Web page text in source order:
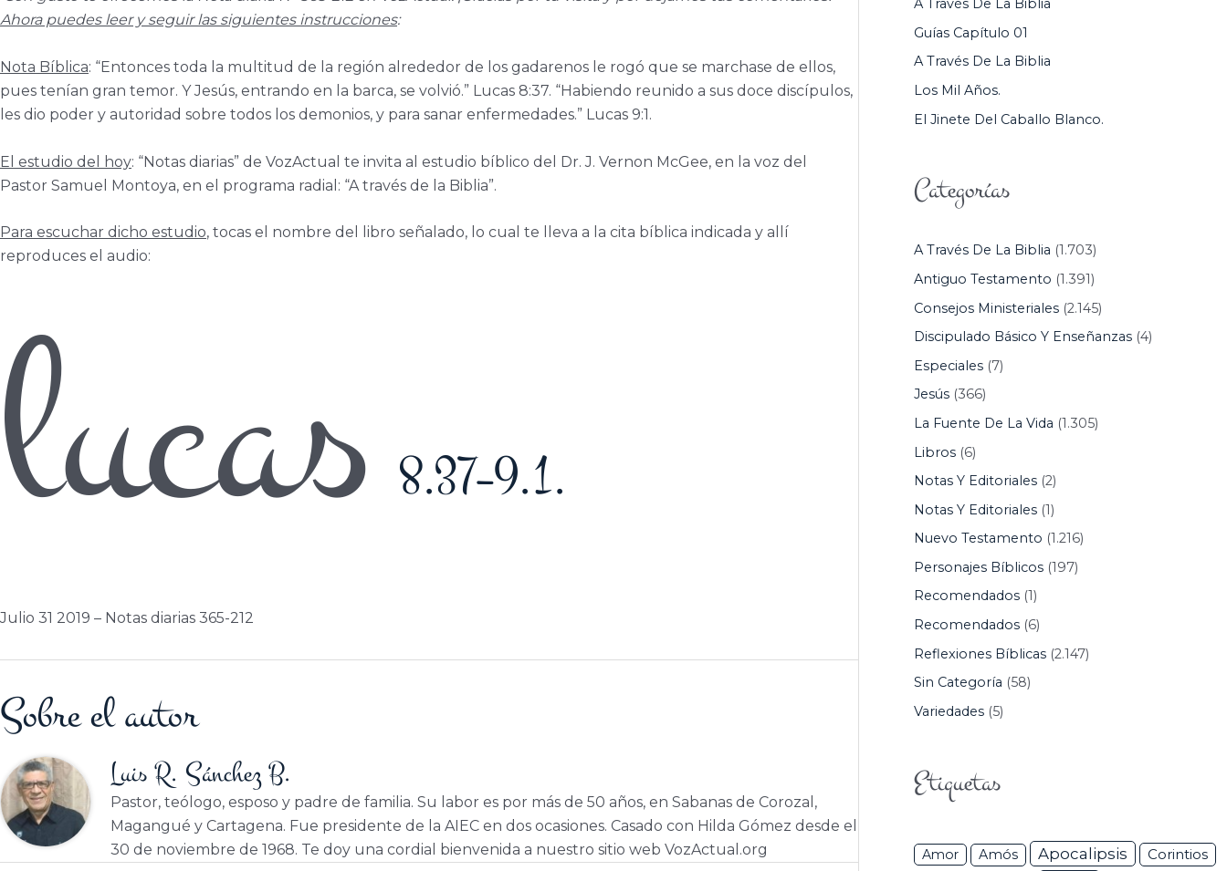
Ahora puedes leer y seguir las siguientes instrucciones:
Nota Bíblica: “Entonces toda la multitud de la región alrededor de los gadarenos le rogó que se marchase de ellos,
pues tenían gran temor. Y Jesús, entrando en la barca, se volvió.” Lucas 8:37. “Habiendo reunido a sus doce discípulos,
les dio poder y autoridad sobre todos los demonios, y para sanar enfermedades.” Lucas 9:1.
El estudio del hoy: “Notas diarias” de VozActual te invita al estudio bíblico del Dr. J. Vernon McGee, en la voz del
Pastor Samuel Montoya, en el programa radial: “A través de la Biblia”.
Para escuchar dicho estudio, tocas el nombre del libro señalado, lo cual te lleva a la cita bíblica indicada y allí
reproduces el audio:
lucas 8.37–9.1.
Julio 31 2019 – Notas diarias 365-212
Sobre el autor
Luis R. Sánchez B.
Pastor, teólogo, esposo y padre de familia. Su labor es por más de 50 años, en Sabanas de Corozal,
Magangué y Cartagena. Fue presidente de la AIEC en dos ocasiones. Casado con Hilda Gómez desde el
30 de noviembre de 1968. Te doy una cordial bienvenida a nuestro sitio web VozActual.org
R
:
A Través De La Biblia
Guías Capítulo 01
A Través De La Biblia
Los Mil Años.
El Jinete Del Caballo Blanco.
Categorías
A Través De La Biblia (1.703)
Antiguo Testamento (1.391)
Consejos Ministeriales(2.145)
Discipulado Básico Y Enseñanzas(4)
Especiales(7)
Jesús(366)
La Fuente De La Vida (1.305)
Libros(6)
Notas Y Editoriales(2)
Notas Y Editoriales(1)
Nuevo Testamento (1.216)
Personajes Bíblicos(197)
Recomendados(1)
Recomendados(6)
Reflexiones Bíblicas(2.147)
Sin Categoría (58)
Variedades(5)
Etiquetas
Amor Amós Apocalipsis Corintios